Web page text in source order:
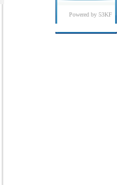
Powered by 53KF